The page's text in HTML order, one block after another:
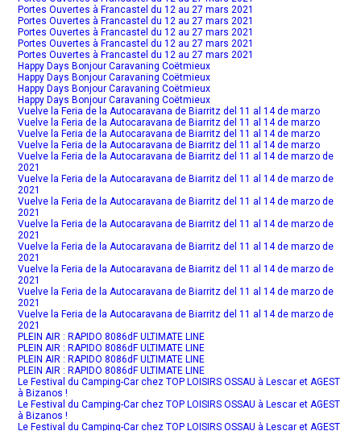
Portes Ouvertes à Francastel du 12 au 27 mars 2021
Portes Ouvertes à Francastel du 12 au 27 mars 2021
Portes Ouvertes à Francastel du 12 au 27 mars 2021
Portes Ouvertes à Francastel du 12 au 27 mars 2021
Portes Ouvertes à Francastel du 12 au 27 mars 2021
Happy Days Bonjour Caravaning Coëtmieux
Happy Days Bonjour Caravaning Coëtmieux
Happy Days Bonjour Caravaning Coëtmieux
Happy Days Bonjour Caravaning Coëtmieux
Vuelve la Feria de la Autocaravana de Biarritz del 11 al 14 de marzo
Vuelve la Feria de la Autocaravana de Biarritz del 11 al 14 de marzo
Vuelve la Feria de la Autocaravana de Biarritz del 11 al 14 de marzo
Vuelve la Feria de la Autocaravana de Biarritz del 11 al 14 de marzo
Vuelve la Feria de la Autocaravana de Biarritz del 11 al 14 de marzo de
2021
Vuelve la Feria de la Autocaravana de Biarritz del 11 al 14 de marzo de
2021
Vuelve la Feria de la Autocaravana de Biarritz del 11 al 14 de marzo de
2021
Vuelve la Feria de la Autocaravana de Biarritz del 11 al 14 de marzo de
2021
Vuelve la Feria de la Autocaravana de Biarritz del 11 al 14 de marzo de
2021
Vuelve la Feria de la Autocaravana de Biarritz del 11 al 14 de marzo de
2021
Vuelve la Feria de la Autocaravana de Biarritz del 11 al 14 de marzo de
2021
Vuelve la Feria de la Autocaravana de Biarritz del 11 al 14 de marzo de
2021
PLEIN AIR : RAPIDO 8086dF ULTIMATE LINE
PLEIN AIR : RAPIDO 8086dF ULTIMATE LINE
PLEIN AIR : RAPIDO 8086dF ULTIMATE LINE
PLEIN AIR : RAPIDO 8086dF ULTIMATE LINE
Le Festival du Camping-Car chez TOP LOISIRS OSSAU à Lescar et AGEST
à Bizanos !
Le Festival du Camping-Car chez TOP LOISIRS OSSAU à Lescar et AGEST
à Bizanos !
Le Festival du Camping-Car chez TOP LOISIRS OSSAU à Lescar et AGEST